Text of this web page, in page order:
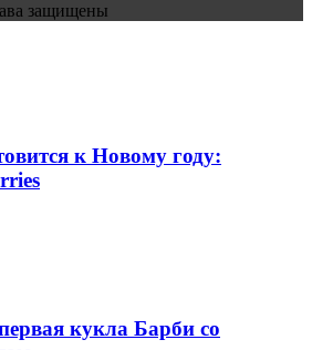
защищены
к Новому году:
кукла Барби со